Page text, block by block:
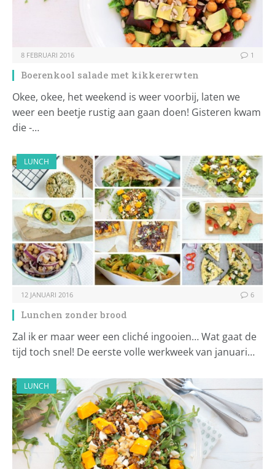
8 FEBRUARI 2016 1
Boerenkool salade met kikkererwten
Okee, okee, het weekend is weer voorbij, laten we
weer een beetje rustig aan gaan doen! Gisteren kwam
die -…
LUNCH
12 JANUARI 2016 6
Lunchen zonder brood
Zal ik er maar weer een cliché ingooien… Wat gaat de
tijd toch snel! De eerste volle werkweek van januari…
LUNCH